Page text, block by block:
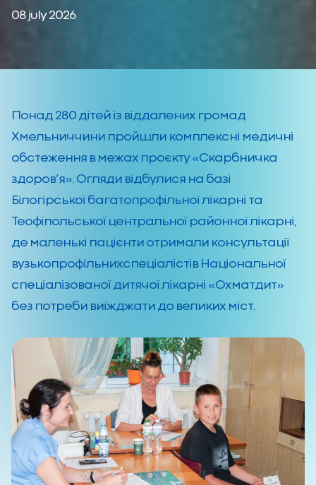
08 july 2026
Понад280 дітей із віддалених громад
Хмельниччини пройшли комплексні медичні
обстеження в межах проєкту «Скарбничка
здоров’я». Огляди відбулися на базі
Білогірської багатопрофільної лікарні та
Теофіпольської центральної районної лікарні,
де маленькі пацієнти отримали консультації
вузькопрофільнихспеціалістів Національної
спеціалізованої дитячої лікарні «Охматдит»
без потреби виїжджати до великих міст.